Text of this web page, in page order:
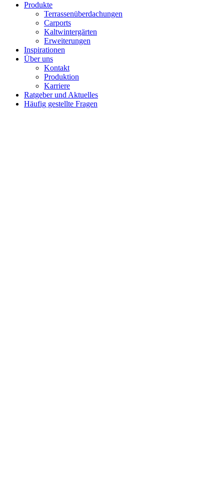
Produkte
Terrassenüberdachungen
Carports
Kaltwintergärten
Erweiterungen
Inspirationen
Über uns
Kontakt
Produktion
Karriere
Ratgeber und Aktuelles
Häufig gestellte Fragen